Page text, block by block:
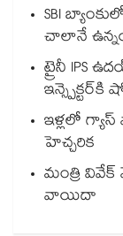
SBI
చాలానే
ట్రైనీ IPS
ఇళ్లలో
హెచ్చరిక
మంత్రి
వాయిదా